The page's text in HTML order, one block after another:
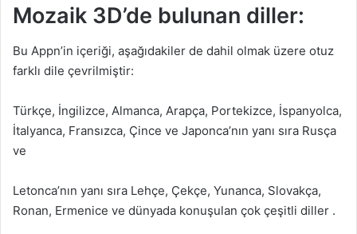
Mozaik 3D’de bulunan diller:
Bu Appn’in içeriği, aşağıdakiler de dahil olmak üzere otuz
farklı dile çevrilmiştir:
Türkçe, İngilizce, Almanca, Arapça, Portekizce, İspanyolca,
İtalyanca, Fransızca, Çince ve Japonca’nın yanı sıra Rusça
ve
Letonca’nın yanı sıra Lehçe, Çekçe, Yunanca, Slovakça,
Ronan, Ermenice ve dünyada konuşulan çok çeşitli diller .